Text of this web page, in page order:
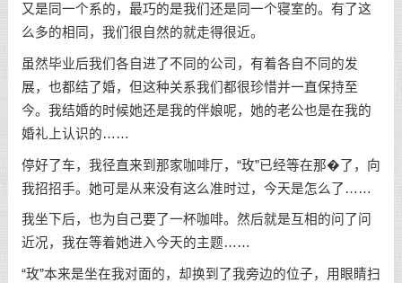
又是同一个系的，最巧的是我们还是同一个寝室的。有了这
么多的相同，我们很自然的就走得很近。
虽然毕业后我们各自进了不同的公司，有着各自不同的发
展，也都结了婚，但这种关系我们都很珍惜并一直保持至
今。我结婚的时候她还是我的伴娘呢，她的老公也是在我的
婚礼上认识的……
停好了车，我径直来到那家咖啡厅，“玫”已经等在那�了，向
我招招手。她可是从来没有这么准时过，今天是怎么了……
我坐下后，也为自己要了一杯咖啡。然后就是互相的问了问
近况，我在等着她进入今天的主题……
“玫”本来是坐在我对面的，却换到了我旁边的位子，用眼睛扫